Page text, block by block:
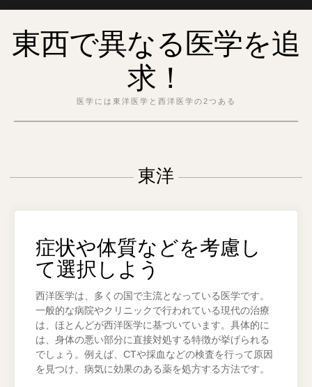
content東西で異なる医学を追
求！
医学には東洋医学と西洋医学の2つある
東洋
症状や体質などを考慮し
て選択しよう
西洋医学は、多くの国で主流となっている医学です。
一般的な病院やクリニックで行われている現代の治療
は、ほとんどが西洋医学に基づいています。具体的に
は、身体の悪い部分に直接対処する特徴が挙げられる
でしょう。例えば、CTや採血などの検査を行って原因
を見つけ、病気に効果のある薬を処方する方法です。